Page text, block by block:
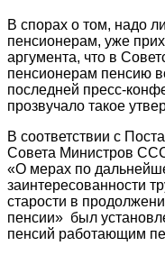
В спорах о том, надо
пенсионерам, уже
аргумента, что в
пенсионерам пенсию
последней пресс-
прозвучало такое
В соответствии с
Совета Министров
«О мерах по
заинтересованности
старости в
пенсии» был
пенсий работающим